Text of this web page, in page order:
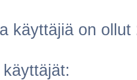
käyttäjiä on ollut